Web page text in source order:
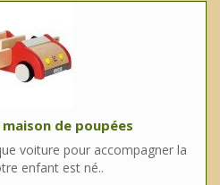
de poupées
voiture pour accompagner la
enfant est né..